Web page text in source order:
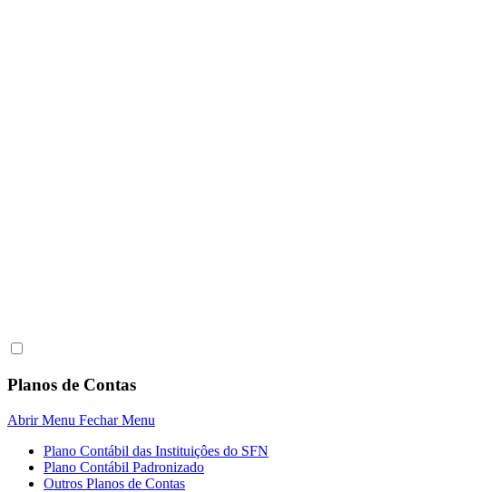
Planos de Contas
Abrir Menu Fechar Menu
Plano Contábil das Instituiçôes do SFN
Plano Contábil Padronizado
Outros Planos de Contas